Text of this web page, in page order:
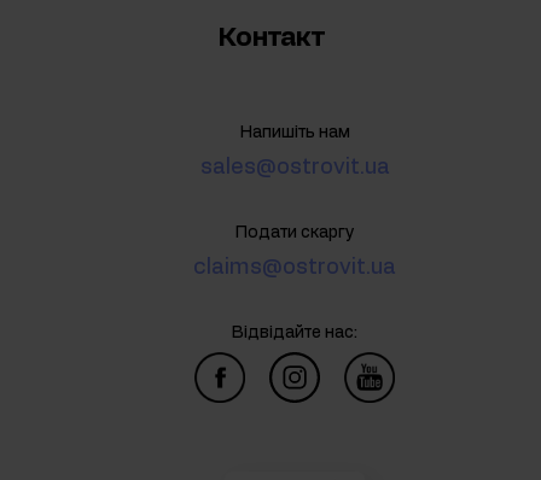
Контакт
Напишіть нам
sales@ostrovit.ua
Подати скаргу
claims@ostrovit.ua
Відвідайте нас: